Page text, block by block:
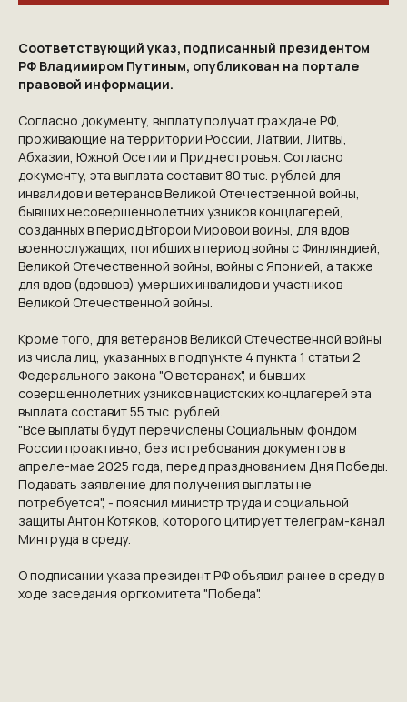
Соответствующий указ, подписанный президентом
РФ Владимиром Путиным, опубликован на портале
правовой информации.
Согласно документу, выплату получат граждане РФ,
проживающие на территории России, Латвии, Литвы,
Абхазии, Южной Осетии и Приднестровья. Согласно
документу, эта выплата составит 80 тыс. рублей для
инвалидов и ветеранов Великой Отечественной войны,
бывших несовершеннолетних узников концлагерей,
созданных в период Второй Мировой войны, для вдов
военнослужащих, погибших в период войны с Финляндией,
Великой Отечественной войны, войны с Японией, а также
для вдов (вдовцов) умерших инвалидов и участников
Великой Отечественной войны.
Кроме того, для ветеранов Великой Отечественной войны
из числа лиц, указанных в подпункте 4 пункта 1 статьи 2
Федерального закона "О ветеранах", и бывших
совершеннолетних узников нацистских концлагерей эта
выплата составит 55 тыс. рублей.
"Все выплаты будут перечислены Социальным фондом
России проактивно, без истребования документов в
апреле-мае 2025 года, перед празднованием Дня Победы.
Подавать заявление для получения выплаты не
потребуется", - пояснил министр труда и социальной
защиты Антон Котяков, которого цитирует телеграм-канал
Минтруда в среду.
О подписании указа президент РФ объявил ранее в среду в
ходе заседания оргкомитета "Победа".
КОНТАКТЫ
ПРИНЯТЬ УЧАСТИЕ В
ПРОЕКТЕ
VICTORYDAY80.RU